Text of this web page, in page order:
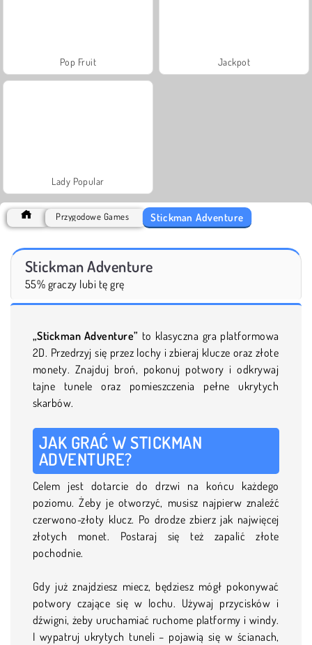
Pop Fruit Jackpot
Lady Popular
Przygodowe Games Stickman Adventure
Stickman Adventure
55% graczy lubi tę grę
„Stickman Adventure” to klasyczna gra platformowa
2D. Przedrzyj się przez lochy i zbieraj klucze oraz złote
monety. Znajduj broń, pokonuj potwory i odkrywaj
tajne tunele oraz pomieszczenia pełne ukrytych
skarbów.
JAK GRAĆ W STICKMAN
ADVENTURE?
Celem jest dotarcie do drzwi na końcu każdego
poziomu. Żeby je otworzyć, musisz najpierw znaleźć
czerwono-złoty klucz. Po drodze zbierz jak najwięcej
złotych monet. Postaraj się też zapalić złote
pochodnie.
Gdy już znajdziesz miecz, będziesz mógł pokonywać
potwory czające się w lochu. Używaj przycisków i
dźwigni, żeby uruchamiać ruchome platformy i windy.
I wypatruj ukrytych tuneli – pojawią się w ścianach,